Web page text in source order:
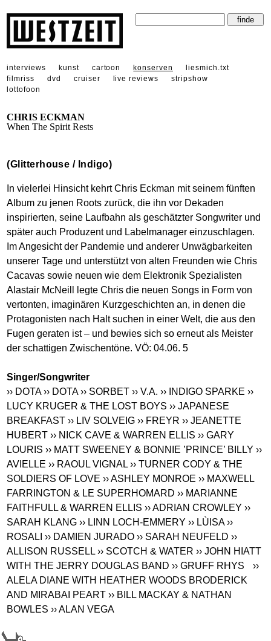
interviews kunst cartoon konserven
liesmich.txt
filmriss
dvd cruiser live reviews
stripshow
lottofoon
CHRIS ECKMAN
When The Spirit Rests
(Glitterhouse / Indigo)
In vielerlei Hinsicht kehrt Chris Eckman mit seinem fünften
Album zu jenen Roots zurück, die ihn vor Dekaden
inspirierten, seine Laufbahn als geschätzter Songwriter und
später auch Produzent und Labelmanager einzuschlagen.
Im Angesicht der Pandemie und anderer Unwägbarkeiten
unserer Tage und unterstützt von alten Freunden wie Chris
Cacavas sowie neuen wie dem Elektronik Spezialisten
Alastair McNeill legte Chris die neuen Songs in Form von
vertonten, imaginären Kurzgeschichten an, in denen die
Protagonisten nach Halt suchen in einer Welt, die aus den
Fugen geraten ist – und bewies sich so erneut als Meister
der schattigen Zwischentöne. VÖ: 04.06. 5
Singer/Songwriter
›› DOTA ›› DOTA ›› SORBET ›› V.A. ›› INDIGO SPARKE ››
LUCY KRUGER & THE LOST BOYS ›› JAPANESE
BREAKFAST ›› LIV SOLVEIG ›› FREYR ›› JEANETTE
HUBERT ›› NICK CAVE & WARREN ELLIS ›› GARY
LOURIS ›› MATT SWEENEY & BONNIE ’PRINCE’ BILLY ››
AVIELLE ›› RAOUL VIGNAL ›› TURNER CODY & THE
SOLDIERS OF LOVE ›› ASHLEY MONROE ›› MAXWELL
FARRINGTON & LE SUPERHOMARD ›› MARIANNE
FAITHFULL & WARREN ELLIS ›› ADRIAN CROWLEY ››
SARAH KLANG ›› LINN LOCH-EMMERY ›› LÙISA ››
ROSALI ›› DAMIEN JURADO ›› SARAH NEUFELD ››
ALLISON RUSSELL ›› SCOTCH & WATER ›› JOHN HIATT
WITH THE JERRY DOUGLAS BAND ›› GRUFF RHYS
››
ALELA DIANE WITH HEATHER WOODS BRODERICK
AND MIRABAI PEART ›› BILL MACKAY & NATHAN
BOWLES ›› ALAN VEGA